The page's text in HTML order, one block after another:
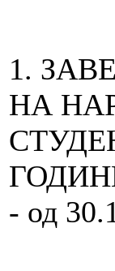
1.
НА
- од